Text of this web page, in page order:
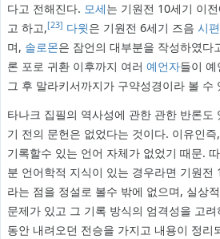
다고 전해진다. 모세는 기원전 10세기 이전
고 하고,[23] 다윗은 기원전 6세기 즈음 시편
며, 솔로몬은 잠언의 대부분을 작성하였다
론 포로 귀환 이후까지 여러 예언자들이 예
그 후 말라키서까지가 구약성경이라 볼 수
타나크 집필의 역사성에 관한 관한 반론도
기 전의 문헌은 없었다는 것이다. 이유인
기록할수 있는 언어 자체가 없었기 때문.
분 언어학적 지식이 있는 경우라면 기원전
라는 점을 정설로 볼수 밖에 없으며, 실상
문제가 있고 그 기록 방식의 엄격성을 고
동안 내려오던 전승을 가지고 내용이 정리